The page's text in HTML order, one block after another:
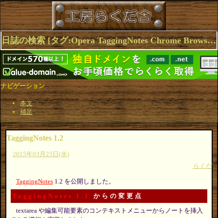
日誌の検索 [タグ:Opera TaggingNotes Chrome Browser Extensions Firefox] 1～1(1件中)
ナビゲーション
本文
補足
TaggingNotes 1.2
2015年03月25日(水)
らくだ
TaggingNotes1.2 を公開しました。
TaggingNotes 1.1 からの変更点
textarea や編集可能要素のコンテキストメニューからノートを挿入